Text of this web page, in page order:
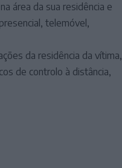
área da sua residência e
telemóvel,
da residência da vítima,
de controlo à distância,